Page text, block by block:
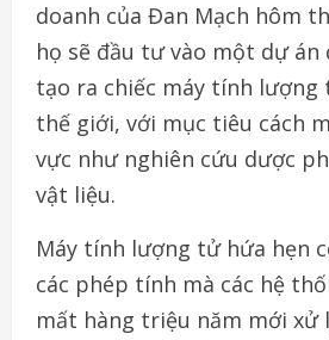
doanh của Đan Mạch hôm
họ sẽ đầu tư vào một dự án
tạo ra chiếc máy tính lượng
thế giới, với mục tiêu cách
vực như nghiên cứu dược
vật liệu.
Máy tính lượng tử hứa hẹn
các phép tính mà các hệ
mất hàng triệu năm mới xử